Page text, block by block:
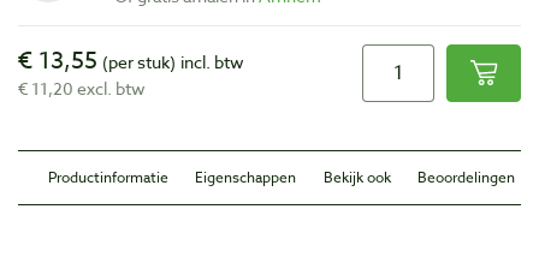
€ 13,55 (per stuk) incl. btw
€ 11,20 excl. btw
Productinformatie Eigenschappen Bekijk ook Beoordelingen